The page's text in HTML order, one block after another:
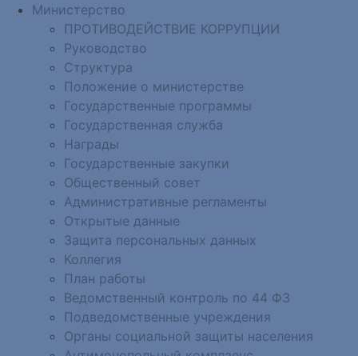
Министерство
ПРОТИВОДЕЙСТВИЕ КОРРУПЦИИ
Руководство
Структура
Положение о министерстве
Государственные программы
Государственная служба
Награды
Государственные закупки
Общественный совет
Административные регламенты
Открытые данные
Защита персональных данных
Коллегия
План работы
Ведомственный контроль по 44 ФЗ
Подведомственные учреждения
Органы социальной защиты населения